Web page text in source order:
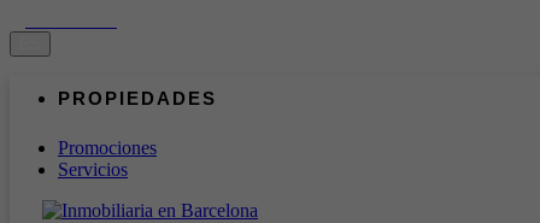
PROPIEDADES
Promociones
Servicios